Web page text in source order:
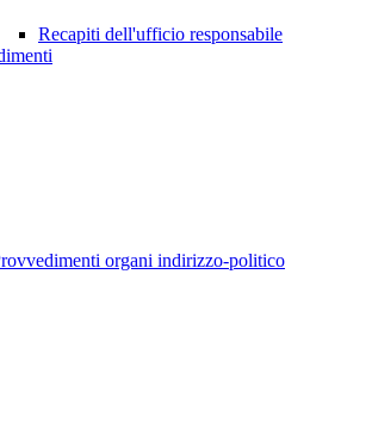
Recapiti dell'ufficio responsabile
organi indirizzo-politico